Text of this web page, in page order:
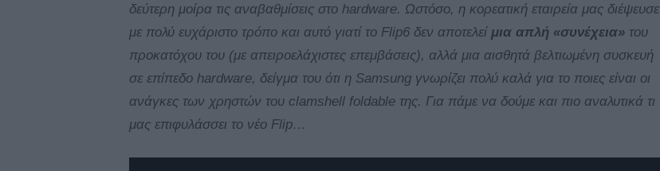
δεύτερη μοίρα τις αναβαθμίσεις στο hardware. Ωστόσο, η κορεατική εταιρεία μας διέψευσε
με πολύ ευχάριστο τρόπο και αυτό γιατί το Flip6 δεν αποτελεί μια απλή «συνέχεια» του
προκατόχου του (με απειροελάχιστες επεμβάσεις), αλλά μια αισθητά βελτιωμένη συσκευή
σε επίπεδο hardware, δείγμα του ότι η Samsung γνωρίζει πολύ καλά για το ποιες είναι οι
ανάγκες των χρηστών του clamshell foldable της. Για πάμε να δούμε και πιο αναλυτικά τι
μας επιφυλάσσει το νέο Flip…